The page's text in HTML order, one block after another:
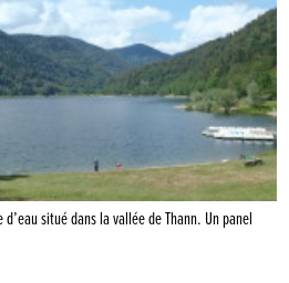
situé dans la vallée de Thann. Un panel